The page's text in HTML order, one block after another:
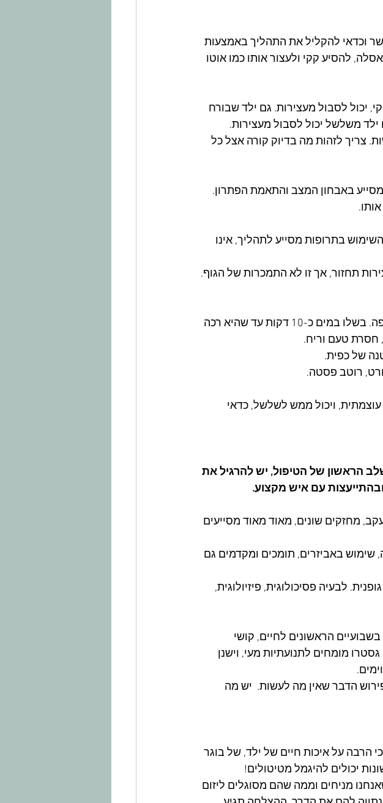
וכדאי להקליל את התהליך באמצעות
להסיע קקי ולעצור אותו כמו אוטו
יכול לסבול מעצירות. גם ילד שבורח
ילד משלשל יכול לסבול מעצירות.
צריך לזהות מה בדיוק קורה אצל כל
באבחון המצב והתאמת הפתרון.
בתרופות מסייע לתהליך, אינו
תחזור, אך זו לא התמכרות של הגוף.
קחו בננה ירוקה מאוד. עם קליפה. בשלו במים כ-10 דקות עד שהיא רכה
חסרת טעם וריח.
של כפית.
רוטב פסטה.
עוצמתית, ויכול ממש לשלשל, כדאי
הראשון של הטיפול, יש להרגיל את
עם איש מקצוע.
מחזקים שונים, מאוד מאוד מסייעים
שימוש באביזרים, תומכים ומקדמים גם
לבעיה פסיכולוגית, פיזיולוגית,
הראשונים לחיים, קושי
מומחים לתנועתיות מעי, וישנן
הדבר שאין מה לעשות.  יש מה
הרבה על איכות חיים של ילד, של בוגר
יכולים להיגמל מטיטולים!
מניחים וממה שהם מסוגלים ליזום